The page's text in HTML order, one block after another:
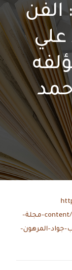
الفن
علي
content/uploads/2024/12/2818-مجلة-
جواد-المرهون-